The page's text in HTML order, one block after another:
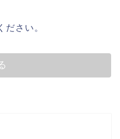
ださい。